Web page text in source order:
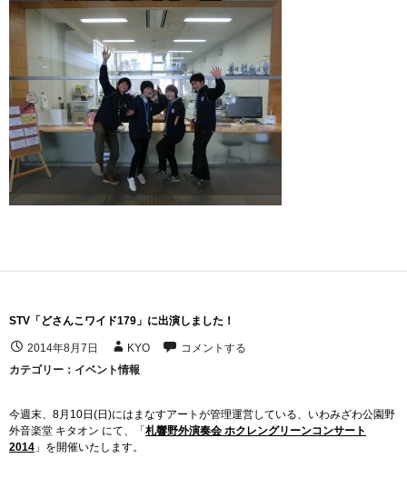
STV「どさんこワイド179」に出演しました！
2014年8月7日 KYO
コメントする
カテゴリー： イベント情報
今週末、8月10日(日)にはまなすアートが管理運営している、いわみざわ公園野
外音楽堂 キタオン にて、「 札響野外演奏会 ホクレングリーンコンサート
2014 」を開催いたします。